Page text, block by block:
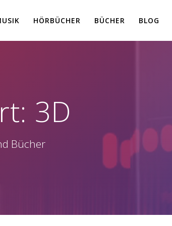
HÖRBÜCHER BÜCHER BLOG
3D
Bücher